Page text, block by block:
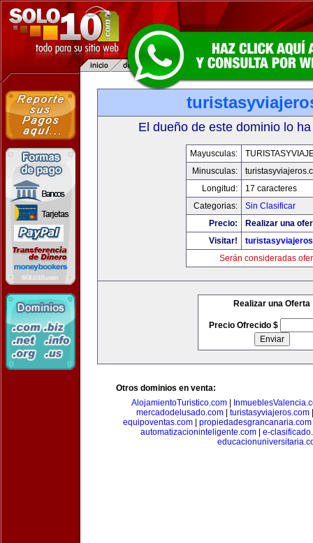
El dueño de este dominio lo
Mayusculas:
Minusculas:
Longitud:
17 caracteres
Categorias:
Sin Clasificar
Precio:
Realizar una
Visitar!
Serán consideradas
Realizar una Oferta
Precio Ofrecido $
Otros dominios en venta:
AlojamientoTuristico.com
mercadodelusado.com| turistasyviajeros.com
equipoventas.com| propiedadesgrancanaria.com
automatizacioninteligente.com| e-